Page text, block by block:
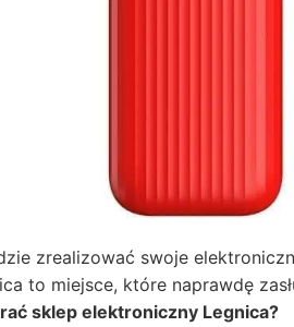
zrealizować swoje
to miejsce, które naprawdę
sklep elektroniczny Legnica?